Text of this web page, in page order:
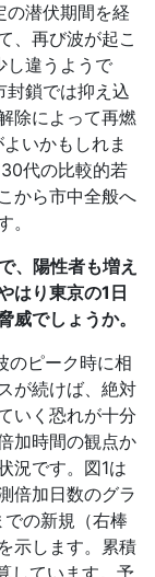
の潜伏期間を経
、再び波が起こ
し違うようで
封鎖では抑え込
除によって再燃
いかもしれま
代の比較的若
から市中全般へ
。
、陽性者も増え
はり東京の1日
でしょうか。
のピーク時に相
が続けば、絶対
いく恐れが十分
加時間の観点か
況です。図1は
倍加日数のグラ
の新規（右棒
示します。累積